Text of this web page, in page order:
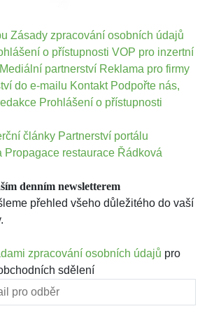
Zásady zpracování osobních údajů
o přístupnosti VOP pro inzertní
Mediální partnerství Reklama pro firmy
do e-mailu Kontakt Podpořte nás,
Prohlášení o přístupnosti
články Partnerství portálu
Propagace restaurace Řádková
denním newsletterem
přehled všeho důležitého do vaší
zpracování osobních údajů pro
sdělení